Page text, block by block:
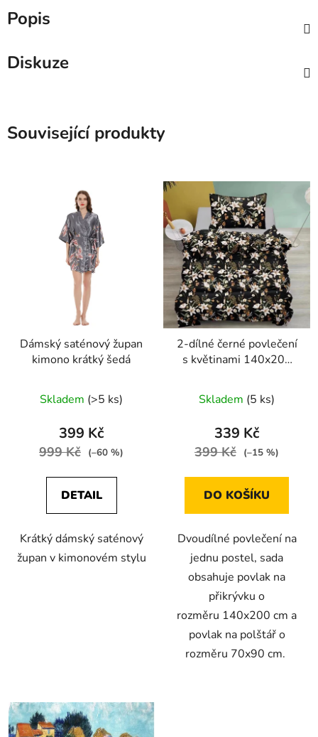
Popis
Diskuze
Související produkty
Dámský saténový župan
kimono krátký šedá
Skladem (>5 ks)
399 Kč
999 Kč (–60 %)
DETAIL
Krátký dámský saténový
župan v kimonovém stylu
2-dílné černé povlečení
s květinami 140x200
Skladem (5 ks)
339 Kč
399 Kč (–15 %)
DO KOŠÍKU
Dvoudílné povlečení na
jednu postel, sada
obsahuje povlak na
přikrývku o
rozměru 140x200 cm a
povlak na polštář o
rozměru 70x90 cm.